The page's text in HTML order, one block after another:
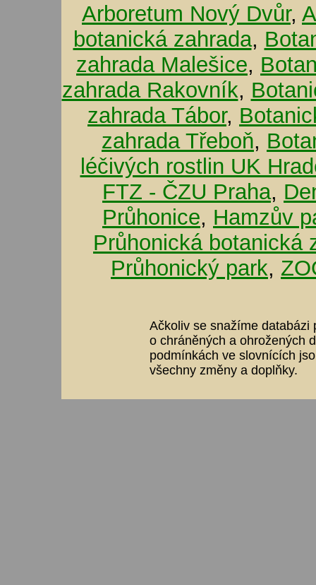
Arboretum Nový Dvůr,
botanická zahrada,
zahrada Malešice,
zahrada Rakovník,
zahrada Tábor,
zahrada Třeboň,
léčivých rostlin UK
FTZ - ČZU Praha,
Průhonice, Hamzův
Průhonická botanická
Průhonický park,
Ačkoliv se snažíme databázi
o chráněných a ohrožených
podmínkách ve slovnících
všechny změny a doplňky.